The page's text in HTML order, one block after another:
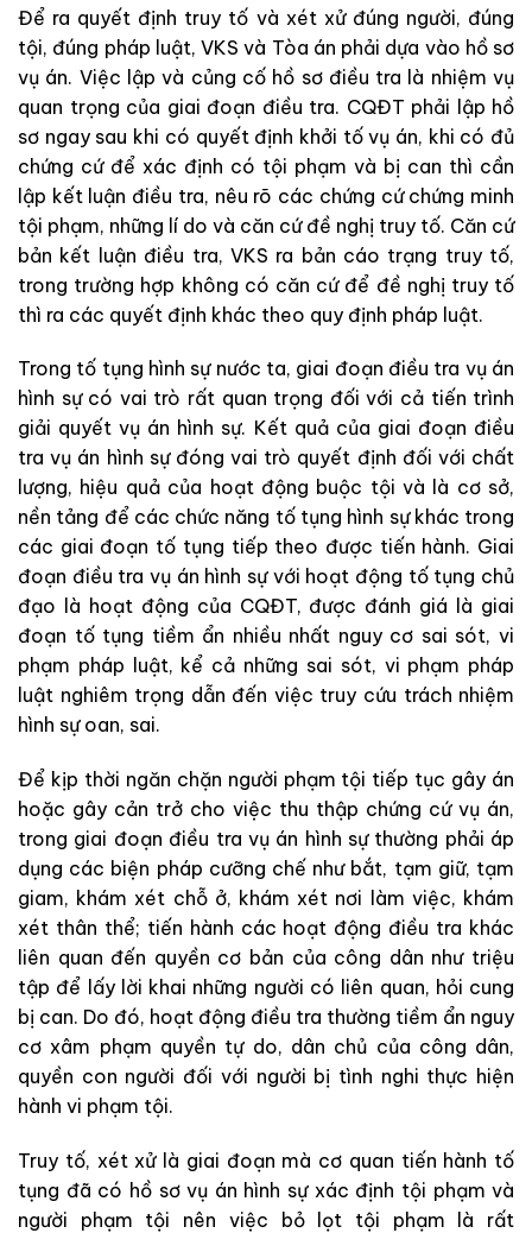
Để ra quyết định truy tố và xét xử đúng người, đúng
tội, đúng pháp luật, VKS và Tòa án phải dựa vào hồ sơ
vụ án. Việc lậpvà củng cố hồ sơ điều tra là nhiệmvụ
quan trọng của giai đoạn điều tra. CQĐT phải lập hồ
sơ ngay sau khi có quyết định khởi tốvụ án, khi có đủ
chứng cứ để xác định có tội phạm và bị can thì cần
lập kết luận điều tra, nêu rõ các chứng cứ chứng minh
tội phạm, những lí do và căn cứ đề nghị truy tố. Căn cứ
bản kết luận điều tra, VKS ra bản cáo trạng truy tố,
trong trường hợp không có căn cứ để đề nghị truy tố
thì ra các quyết định khác theo quy định pháp luật.
Trong tố tụng hình sự nước ta, giai đoạn điều tra vụ án
hình sự có vai trò rất quan trọng đốivới cả tiến trình
giải quyếtvụ án hình sự. Kết quả của giai đoạn điều
travụ án hình sự đóngvai trò quyết định đối với chất
lượng, hiệu quả của hoạt động buộc tội và là cơ sở,
nền tảng để các chức năng tố tụng hình sự khác trong
các giai đoạn tố tụng tiếp theo được tiến hành. Giai
đoạn điều travụ án hình sự với hoạt động tố tụng chủ
đạo
là hoạt động của CQĐT, được đánh giá là giai
đoạn tố tụng tiềm ẩn nhiều nhất nguy cơ sai sót,vi
phạm pháp uật, kể cả những sai sót, vi phạm pháp
luật nghiêm trọng dẫn đến việc truy cứu trách nhiệm
hình sự oan, sai.
Để kịp thời ngăn chặn người phạm tội tiếp tục gây án
hoặc gây cản trở cho việc thu thập chứng cứ vụ án,
trong giai đoạn điều tra vụ án hình sự thường phải áp
dụng các biện pháp cưỡng chế như bắt, tạm giữ, tạm
giam, khámxét chỗ ở, khámxét nơi làm việc, khám
xét thân thể; tiến hành các hoạt động điều tra khác
liên quan đến quyền cơ bản của công dân như triệu
tập để lấy lời khai những người có liên quan, hỏi cung
bị can. Do đó, hoạt động điều tra thường tiềm ẩn nguy
cơxâm phạm quyền tự do, dân chủ của công dân,
quyền con người đối với người bị tình nghi thực hiện
hành vi phạm tội.
Truy tố, xétxử là giai đoạn mà cơ quan tiến hành tố
tụng đã có hồ sơvụ án hình sự xác định tội phạmvà
người phạm tội nên việc bỏ lọt tội phạm là rất